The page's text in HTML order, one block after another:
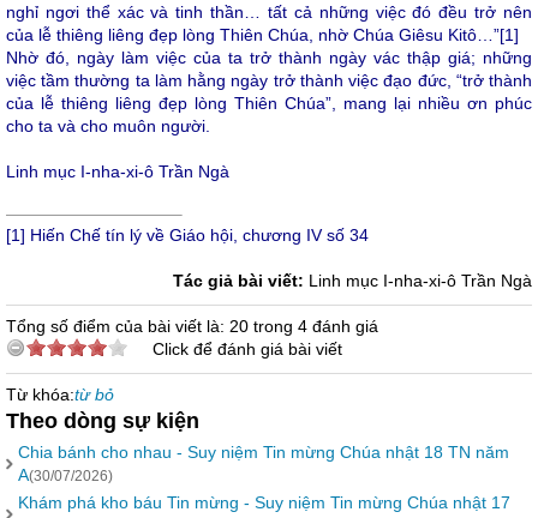
nghỉ ngơi thể xác và tinh thần… tất cả những việc đó đều trở nên
của lễ thiêng liêng đẹp lòng Thiên Chúa, nhờ Chúa Giêsu Kitô…”[1]
Nhờ đó, ngày làm việc của ta trở thành ngày vác thập giá; những
việc tầm thường ta làm hằng ngày trở thành việc đạo đức, “trở thành
của lễ thiêng liêng đẹp lòng Thiên Chúa”, mang lại nhiều ơn phúc
cho ta và cho muôn người.
Linh mục I-nha-xi-ô Trần Ngà
[1] Hiến Chế tín lý về Giáo hội, chương IV số 34
Tác giả bài viết: Linh mục I-nha-xi-ô Trần Ngà
Tổng số điểm của bài viết là: 20 trong 4 đánh giá
Click để đánh giá bài viết
Từ khóa:từ bỏ
Theo dòng sự kiện
Chia bánh cho nhau - Suy niệm Tin mừng Chúa nhật 18 TN năm
A(30/07/2026)
Khám phá kho báu Tin mừng - Suy niệm Tin mừng Chúa nhật 17